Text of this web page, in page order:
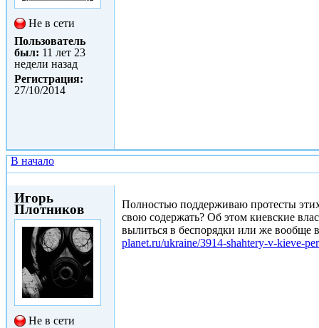
Не в сети
Пользователь
был: 11 лет 23
недели назад
Регистрация:
27/10/2014
В начало
Игорь
Плотников
Не в сети
Полностью поддерживаю протесты
свою содержать? Об этом киевские
вылиться в беспорядки или же
planet.ru/ukraine/3914-shahtery-v-kieve-